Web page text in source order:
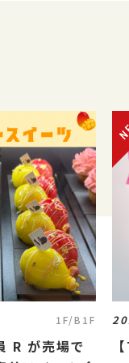
1F/B1F
R が売場で